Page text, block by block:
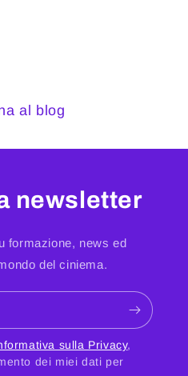
al blog
newsletter
formazione, news ed
del ciniema.
sulla Privacy,
dei miei dati per